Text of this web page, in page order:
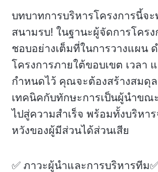
บทบาทการบริหารโครงการนี้จ
สนามรบ! ในฐานะผู้จัดการโคร
ชอบอย่างเต็มที่ในการวางแผน
โครงการภายใต้ขอบเขต เวลา
กำหนดไว้ คุณจะต้องสร้างสมดุ
เทคนิคกับทักษะการเป็นผู้นำข
ไปสู่ความสำเร็จ พร้อมทั้งบริหา
หวังของผู้มีส่วนได้ส่วนเสีย
✅ ภาวะผู้นำและการบริหารทีม